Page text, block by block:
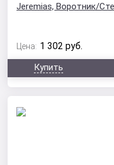
Jeremias, Воротник/
Цена: 1 302 руб.
Купить